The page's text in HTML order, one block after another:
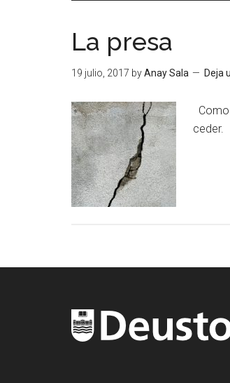
La presa
19 julio, 2017 byAnay Sala Deja